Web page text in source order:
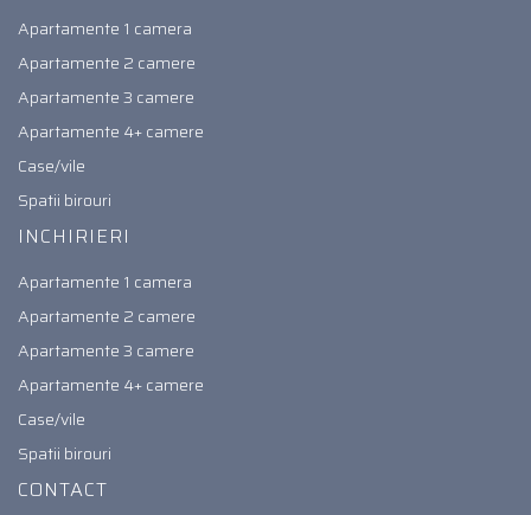
Apartamente 1 camera
Apartamente 2 camere
Apartamente 3 camere
Apartamente 4+ camere
Case/vile
Spatii birouri
INCHIRIERI
Apartamente 1 camera
Apartamente 2 camere
Apartamente 3 camere
Apartamente 4+ camere
Case/vile
Spatii birouri
CONTACT